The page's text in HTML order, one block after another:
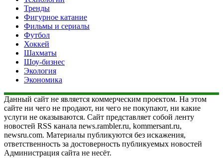
Тренды
Фигурное катание
Фильмы и сериалы
Футбол
Хоккей
Шахматы
Шоу-бизнес
Экология
Экономика
Данный сайт не является коммерческим проектом. На этом
сайте ни чего не продают, ни чего не покупают, ни какие
услуги не оказываются. Сайт представляет собой ленту
новостей RSS канала news.rambler.ru, kommersant.ru,
newsru.com. Материалы публикуются без искажения,
ответственность за достоверность публикуемых новостей
Администрация сайта не несёт.